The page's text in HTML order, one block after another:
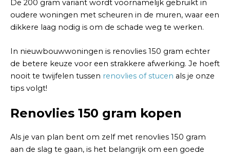
De 200 gram variant wordt voornamelijk gebruikt in
oudere woningen met scheuren in de muren, waar een
dikkere laag nodig is om de schade weg te werken.
In nieuwbouwwoningen is renovlies 150 gram echter
de betere keuze voor een strakkere afwerking. Je hoeft
nooit te twijfelen tussen renovlies of stucen als je onze
tips volgt!
Renovlies 150 gram kopen
Als je van plan bent om zelf met renovlies 150 gram
aan de slag te gaan, is het belangrijk om een goede